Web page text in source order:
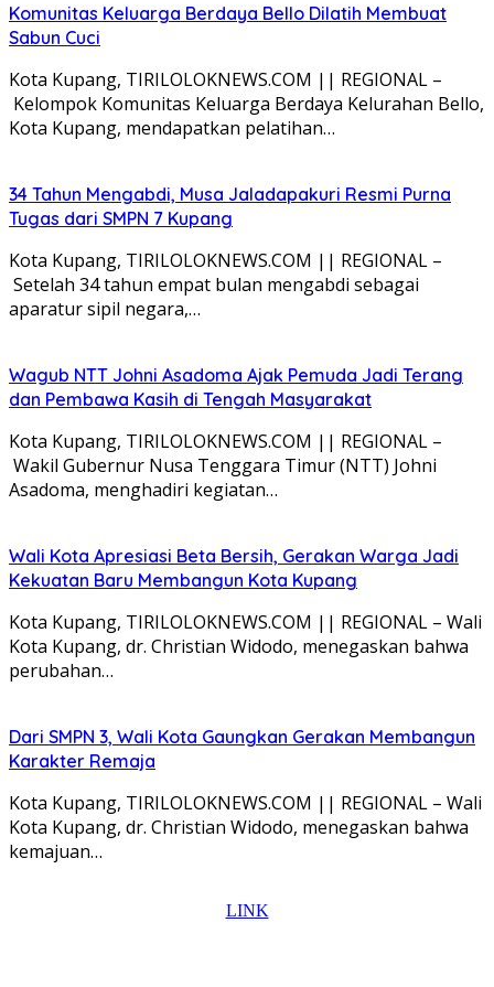
Komunitas Keluarga Berdaya Bello Dilatih Membuat
Sabun Cuci
Kota Kupang, TIRILOLOKNEWS.COM || REGIONAL –
Kelompok Komunitas Keluarga Berdaya Kelurahan Bello,
Kota Kupang, mendapatkan pelatihan…
34 Tahun Mengabdi, Musa Jaladapakuri Resmi Purna
Tugas dari SMPN 7 Kupang
Kota Kupang, TIRILOLOKNEWS.COM || REGIONAL –
Setelah 34 tahun empat bulan mengabdi sebagai
aparatur sipil negara,…
Wagub NTT Johni Asadoma Ajak Pemuda Jadi Terang
dan Pembawa Kasih di Tengah Masyarakat
Kota Kupang, TIRILOLOKNEWS.COM || REGIONAL –
Wakil Gubernur Nusa Tenggara Timur (NTT) Johni
Asadoma, menghadiri kegiatan…
Wali Kota Apresiasi Beta Bersih, Gerakan Warga Jadi
Kekuatan Baru Membangun Kota Kupang
Kota Kupang, TIRILOLOKNEWS.COM || REGIONAL – Wali
Kota Kupang, dr. Christian Widodo, menegaskan bahwa
perubahan…
Dari SMPN 3, Wali Kota Gaungkan Gerakan Membangun
Karakter Remaja
Kota Kupang, TIRILOLOKNEWS.COM || REGIONAL – Wali
Kota Kupang, dr. Christian Widodo, menegaskan bahwa
kemajuan…